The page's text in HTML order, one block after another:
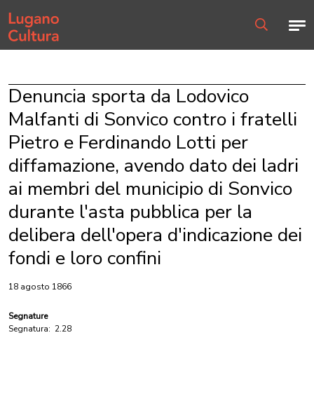
Home page
Denuncia sporta da Lodovico
Malfanti di Sonvico contro i fratelli
Pietro e Ferdinando Lotti per
diffamazione, avendo dato dei ladri
ai membri del municipio di Sonvico
durante l'asta pubblica per la
delibera dell'opera d'indicazione dei
fondi e loro confini
18 agosto 1866
Segnature
Segnatura: 2.28